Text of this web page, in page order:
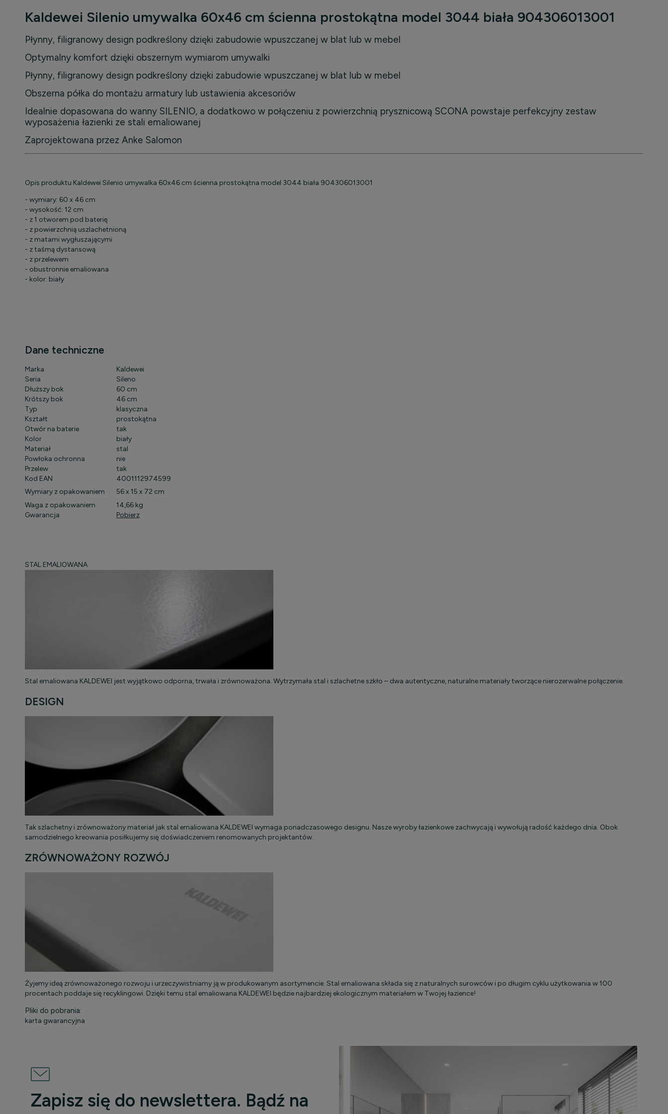
Kaldewei Silenio umywalka 60x46 cm ścienna prostokątna model 3044 biała 904306013001
Płynny, filigranowy design podkreślony dzięki zabudowie wpuszczanej w blat lub w mebel
Optymalny komfort dzięki obszernym wymiarom umywalki
Płynny, filigranowy design podkreślony dzięki zabudowie wpuszczanej w blat lub w mebel
Obszerna półka do montażu armatury lub ustawienia akcesoriów
Idealnie dopasowana do wanny SILENIO, a dodatkowo w połączeniu z powierzchnią prysznicową SCONA powstaje perfekcyjny zestaw
wyposażenia łazienki ze stali emaliowanej
Zaprojektowana przez Anke Salomon
Opis produktu Kaldewei Silenio umywalka 60x46 cm ścienna prostokątna model 3044 biała 904306013001
- wymiary: 60 x 46 cm
- wysokość: 12 cm
- z 1 otworem pod baterię
- z powierzchnią uszlachetnioną
- z matami wygłuszającymi
- z taśmą dystansową
- z przelewem
- obustronnie emaliowana
- kolor: biały
Dane techniczne
Marka
Kaldewei
Seria
Sileno
Dłuższy bok
60 cm
Krótszy bok
46 cm
Typ
klasyczna
Kształt
prostokątna
Otwór na baterie
tak
Kolor
biały
Materiał
stal
Powłoka ochronna
nie
Przelew
tak
Kod EAN
4001112974599
Wymiary z opakowaniem
56 x 15 x 72 cm
Waga z opakowaniem
14,66 kg
Gwarancja
Pobierz
STAL EMALIOWANA
Stal emaliowana KALDEWEI jest wyjątkowo odporna, trwała i zrównoważona. Wytrzymała stal i szlachetne szkło – dwa autentyczne, naturalne materiały tworzące nierozerwalne połączenie.
DESIGN
Tak szlachetny i zrównoważony materiał jak stal emaliowana KALDEWEI wymaga ponadczasowego designu. Nasze wyroby łazienkowe zachwycają i wywołują radość każdego dnia. Obok
samodzielnego kreowania posiłkujemy się doświadczeniem renomowanych projektantów.
ZRÓWNOWAŻONY ROZWÓJ
Żyjemy ideą zrównoważonego rozwoju i urzeczywistniamy ją w produkowanym asortymencie. Stal emaliowana składa się z naturalnych surowców i po długim cyklu użytkowania w 100
procentach poddaje się recyklingowi. Dzięki temu stal emaliowana KALDEWEI będzie najbardziej ekologicznym materiałem w Twojej łazience!
Pliki do pobrania:
karta gwarancyjna
Zapisz się do newslettera. Bądź na